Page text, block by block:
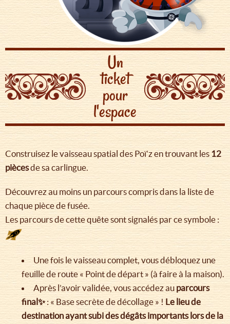
Un
ticket
pour
l'espace
Construisez le vaisseau spatial des Poï’z en trouvant les 12
piècesde sa carlingue.
Découvrez au moins un parcours compris dans la liste de
chaque pièce de fusée.
Les parcours de cette quête sont signalés par ce symbole :
Une fois le vaisseau complet, vous débloquez une
feuille de route « Point de départ » (à faire à la maison).
Après l’avoir validée, vous accédez au parcours
final✨: « Base secrète de décollage » ! Le lieu de
destination ayant subi des dégâts importants lors de la